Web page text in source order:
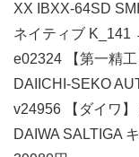
XX IBXX-64SD
ネイティブ K_141
e02324 【第一精
DAIICHI-SEKO
v24956 【ダイワ
DAIWA SALTIGA